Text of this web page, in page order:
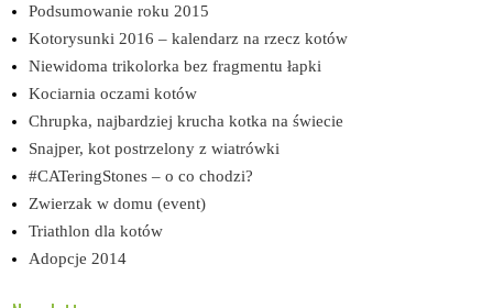
Podsumowanie roku 2015
Kotorysunki 2016 – kalendarz na rzecz kotów
Niewidoma trikolorka bez fragmentu łapki
Kociarnia oczami kotów
Chrupka, najbardziej krucha kotka na świecie
Snajper, kot postrzelony z wiatrówki
#CATeringStones – o co chodzi?
Zwierzak w domu (event)
Triathlon dla kotów
Adopcje 2014